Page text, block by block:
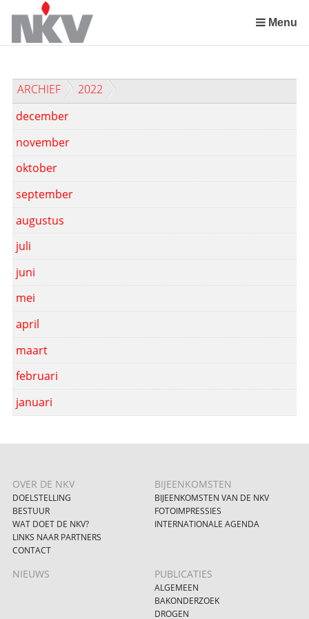
links
over
de
inhoud
Spring
naar
menu
Menu
ARCHIEF
2022
december
november
oktober
september
augustus
juli
juni
mei
april
maart
februari
januari
OVER DE NKV
DOELSTELLING
BESTUUR
WAT DOET DE NKV?
LINKS NAAR PARTNERS
CONTACT
BIJEENKOMSTEN
BIJEENKOMSTEN VAN DE NKV
FOTOIMPRESSIES
INTERNATIONALE AGENDA
NIEUWS PUBLICATIES
ALGEMEEN
BAKONDERZOEK
DROGEN